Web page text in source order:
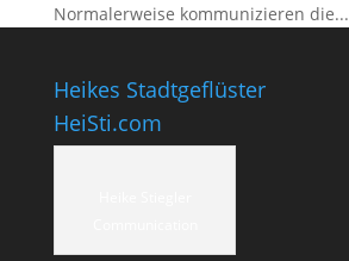
Normalerweise kommunizieren die...
Heikes Stadtgeflüster
HeiSti.com